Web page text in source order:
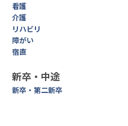
看護
介護
リハビリ
障がい
宿直
新卒・中途
新卒・第二新卒